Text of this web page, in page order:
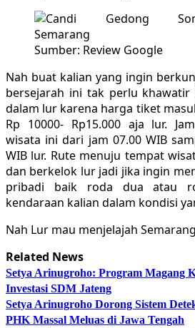
Sumber: Review Google
Nah buat kalian yang ingin
bersejarah ini tak perlu
dalam lur karena harga tiket
Rp 10000- Rp15.000 aja lur.
wisata ini dari jam 07.00 WIB
WIB lur. Rute menuju tempat
dan berkelok lur jadi jika ingin
pribadi baik roda dua atau
kendaraan kalian dalam kondisi
Nah Lur mau menjelajah
Related News
Setya Arinugroho: Program Magang
Investasi SDM Jateng
Setya Arinugroho Dorong Sistem
PHK Massal Meluas di Jawa Tengah